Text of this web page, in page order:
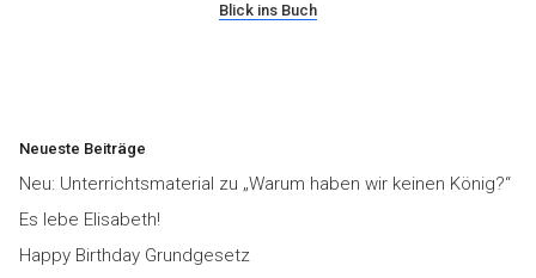
Blick ins Buch
Neueste Beiträge
Neu: Unterrichtsmaterial zu „Warum haben wir keinen König?“
Es lebe Elisabeth!
Happy Birthday Grundgesetz